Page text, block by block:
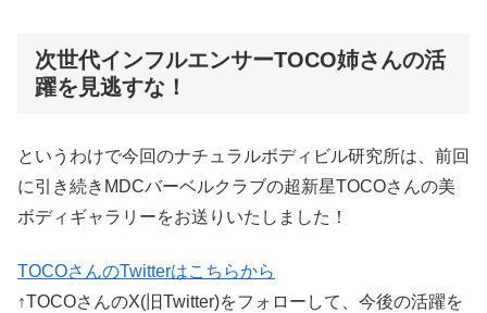
次世代インフルエンサーTOCO姉さんの活
躍を見逃すな！
というわけで今回のナチュラルボディビル研究所は、前回
に引き続きMDCバーベルクラブの超新星TOCOさんの美
ボディギャラリーをお送りいたしました！
TOCOさんのTwitterはこちらから
↑TOCOさんのX(旧Twitter)をフォローして、今後の活躍を